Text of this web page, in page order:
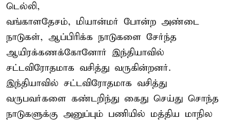
டெல்லி,
வங்காளதேசம், மியான்மர் போன்ற அண்டை
நாடுகள், ஆப்பிரிக்க நாடுகளை சேர்ந்த
ஆயிரக்கணக்கோனோர் இந்தியாவில்
சட்டவிரோதமாக வசித்து வருகின்றனர்.
இந்தியாவில் சட்டவிரோதமாக வசித்து
வருபவர்களை கண்டறிந்து கைது செய்து சொந்த
நாடுகளுக்கு அனுப்பும் பணியில் மத்திய மாநில